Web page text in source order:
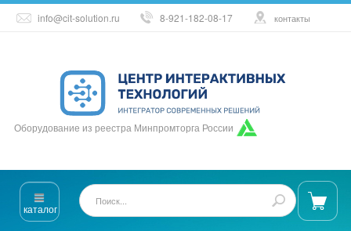
info@cit-solution.ru 8-921-182-08-17 контакты
Оборудование из реестра Минпромторга России
каталог